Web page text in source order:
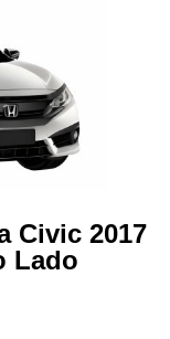
Civic 2017
Lado